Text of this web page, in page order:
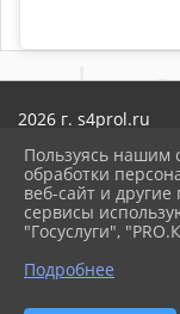
2026 г. s4prol.ru
Карта сайта
Политика
Сделано на
Разработка и
Пользуясь нашим
обработки
веб-сайт и
сервисы
"Госуслуги",
Подробнее